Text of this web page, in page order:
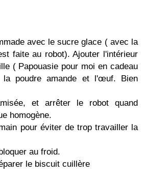
avec le sucre glace ( avec la
faite au robot). Ajouter l'intérieur
( Papouasie pour moi en cadeau
poudre amande et l'œuf. Bien
et arrêter le robot quand
homogène.
pour éviter de trop travailler la
au froid.
le biscuit cuillère